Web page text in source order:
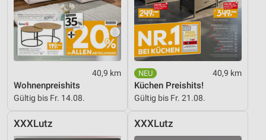
40,9 km
Wohnenpreishits
Gültig bis Fr. 14.08.
40,9 km
Küchen Preishits!
Gültig bis Fr. 21.08.
XXXLutz XXXLutz